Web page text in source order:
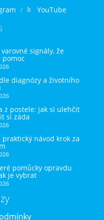
YouTube
signály, že
diagnózy a životního
z postele: jak si ulehčit
si záda
návod krok za
pomůcky opravdu
je vybrat